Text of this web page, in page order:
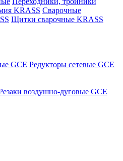
KRASS Сварочные
Щитки сварочные KRASS
GCE Редукторы сетевые GCE
воздушно-дуговые GCE